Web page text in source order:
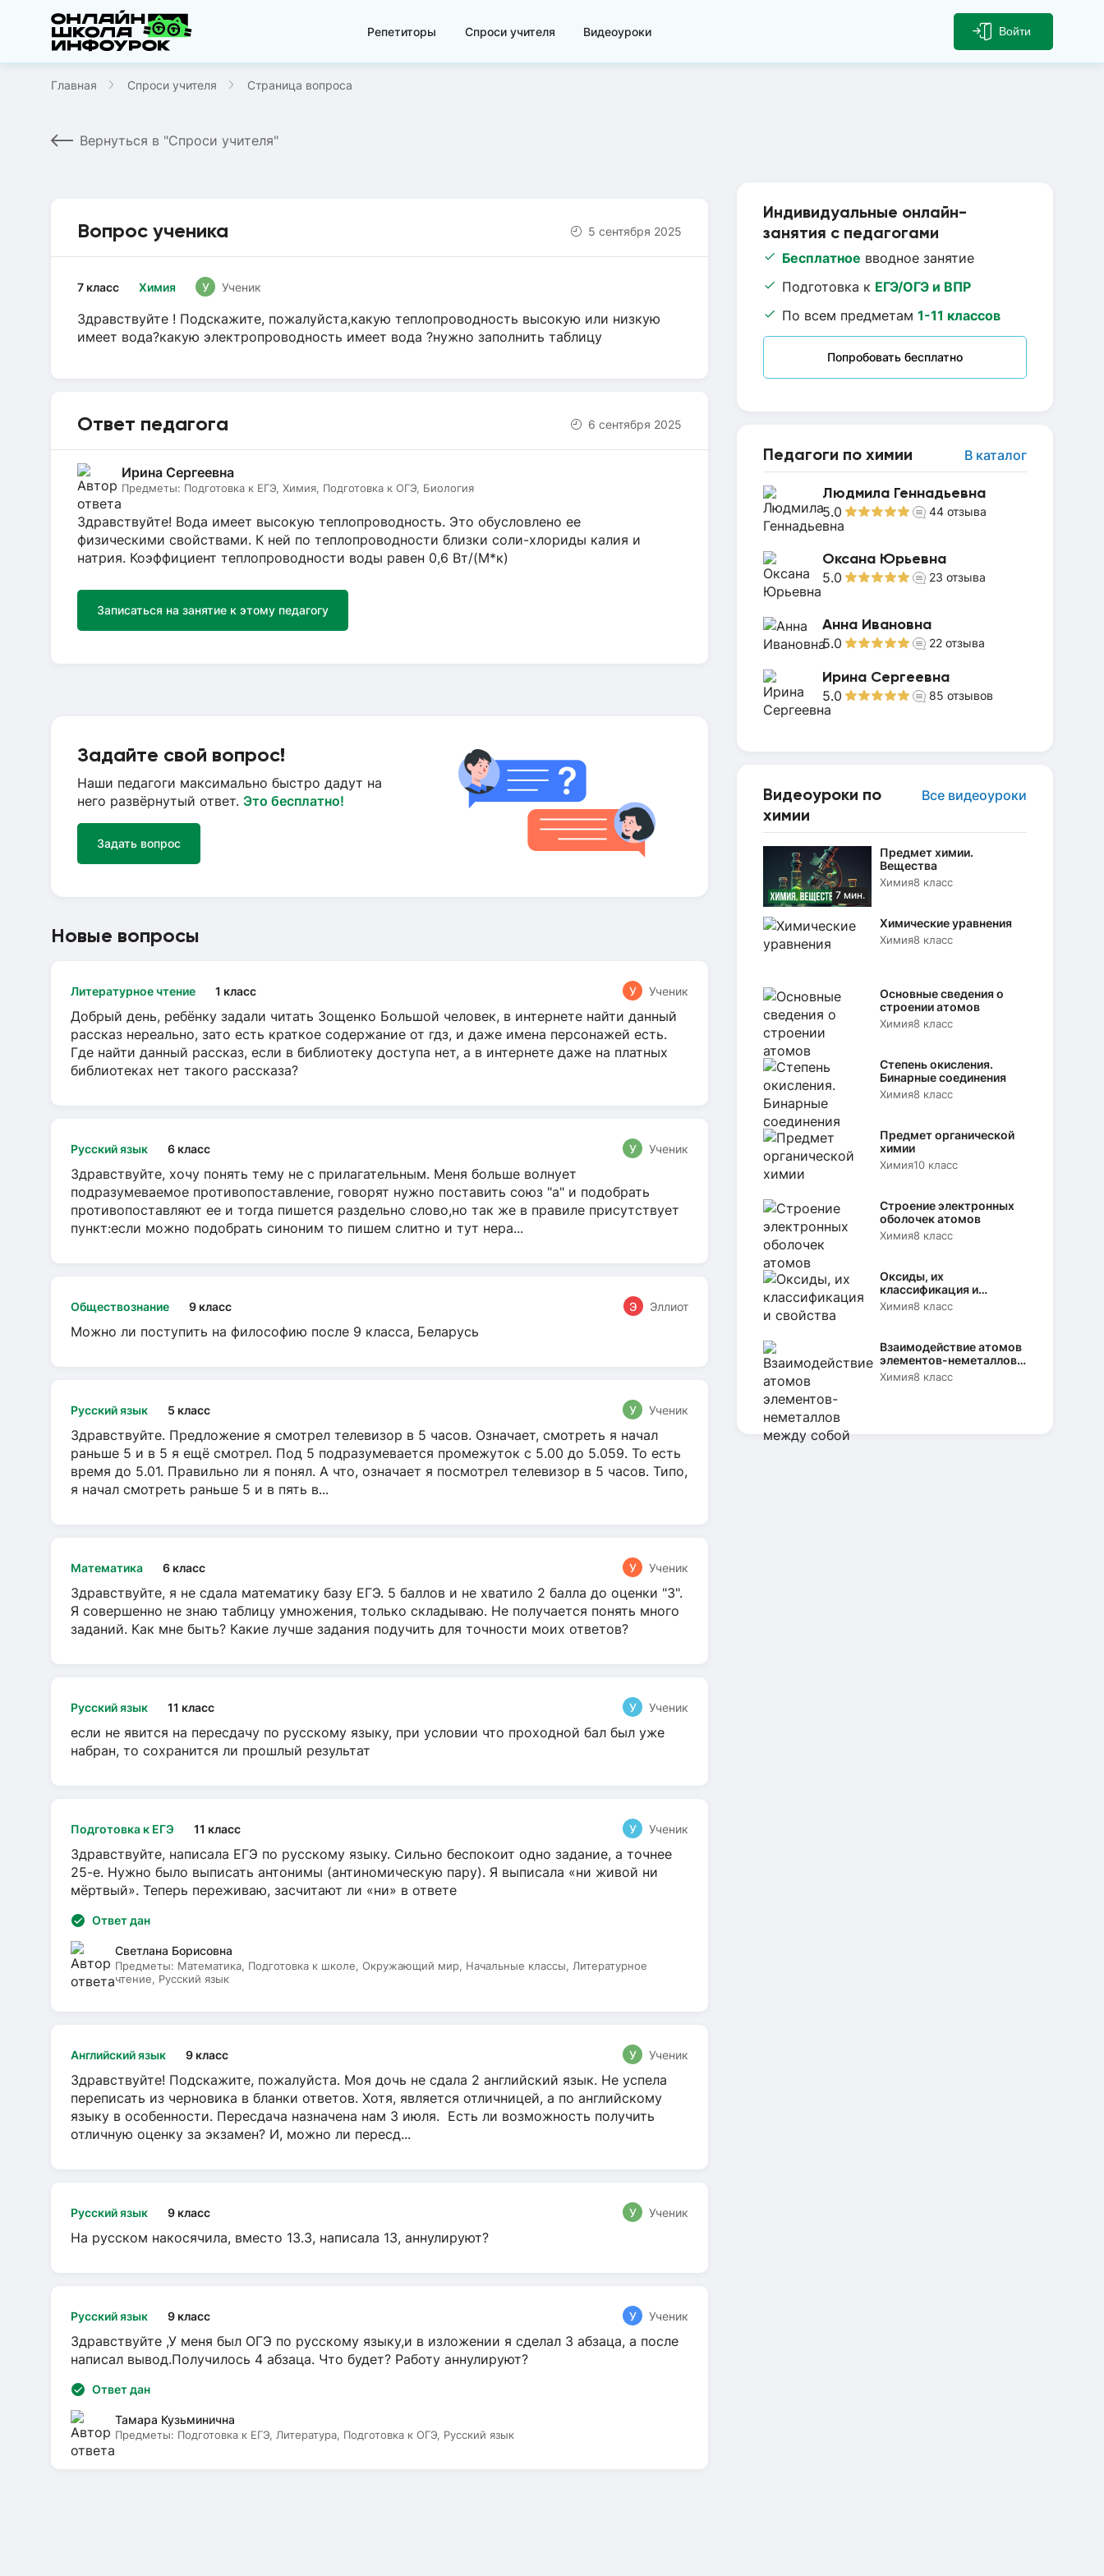
Репетиторы Спроси учителя Видеоуроки Войти
Главная Спроси учителя Страница вопроса
Вернуться в "Спроси учителя"
Индивидуальные онлайн-
занятия с педагогами
Бесплатное вводное занятие
Подготовка к ЕГЭ/ОГЭ и ВПР
По всем предметам 1-11 классов
Попробовать бесплатно
Педагоги по химии В каталог
Людмила Геннадьевна
5.0 44 отзыва
Оксана Юрьевна
5.0 23 отзыва
Анна Ивановна
5.0 22 отзыва
Ирина Сергеевна
5.0 85 отзывов
Видеоуроки по
химии
Все видеоуроки
7 мин.
Предмет химии.
Вещества
Химия8 класс
Химические уравнения
Химия8 класс
Основные сведения о
строении атомов
Химия8 класс
Степень окисления.
Бинарные соединения
Химия8 класс
Предмет органической
химии
Химия10 класс
Строение электронных
оболочек атомов
Химия8 класс
Оксиды, их
классификация и
свойства
Химия8 класс
Взаимодействие атомов
элементов-неметаллов
между собой
Химия8 класс
Вопрос ученика 5 сентября 2025
Химия
7 класс У Ученик
Здравствуйте ! Подскажите, пожалуйста,какую теплопроводность высокую или низкую
имеет вода?какую электропроводность имеет вода ?нужно заполнить таблицу
Ответ педагога 6 сентября 2025
Ирина Сергеевна
Предметы: Подготовка к ЕГЭ, Химия, Подготовка к ОГЭ, Биология
Здравствуйте! Вода имеет высокую теплопроводность. Это обусловлено ее
физическими свойствами. К ней по теплопроводности близки соли-хлориды калия и
натрия. Коэффициент теплопроводности воды равен 0,6 Вт/(М*к)
Записаться на занятие к этому педагогу
Задайте свой вопрос!
Наши педагоги максимально быстро дадут на
него развёрнутый ответ. Это бесплатно!
Задать вопрос
Новые вопросы
Литературное чтение 1 класс У Ученик
Добрый день, ребёнку задали читать Зощенко Большой человек, в интернете найти данный
рассказ нереально, зато есть краткое содержание от гдз, и даже имена персонажей есть.
Где найти данный рассказ, если в библиотеку доступа нет, а в интернете даже на платных
библиотеках нет такого рассказа?
Русский язык 6 класс У Ученик
Здравствуйте, хочу понять тему не с прилагательным. Меня больше волнует
подразумеваемое противопоставление, говорят нужно поставить союз "а" и подобрать
противопоставляют ее и тогда пишется раздельно слово,но так же в правиле присутствует
пункт:если можно подобрать синоним то пишем слитно и тут нера...
Обществознание 9 класс Э Эллиот
Можно ли поступить на философию после 9 класса, Беларусь
Русский язык 5 класс У Ученик
Здравствуйте. Предложение я смотрел телевизор в 5 часов. Означает, смотреть я начал
раньше 5 и в 5 я ещё смотрел. Под 5 подразумевается промежуток с 5.00 до 5.059. То есть
время до 5.01. Правильно ли я понял. А что, означает я посмотрел телевизор в 5 часов. Типо,
я начал смотреть раньше 5 и в пять в...
Математика 6 класс У Ученик
Здравствуйте, я не сдала математику базу ЕГЭ. 5 баллов и не хватило 2 балла до оценки "3".
Я совершенно не знаю таблицу умножения, только складываю. Не получается понять много
заданий. Как мне быть? Какие лучше задания подучить для точности моих ответов?
Русский язык 11 класс У Ученик
если не явится на пересдачу по русскому языку, при условии что проходной бал был уже
набран, то сохранится ли прошлый результат
Подготовка к ЕГЭ 11 класс У Ученик
Здравствуйте, написала ЕГЭ по русскому языку. Сильно беспокоит одно задание, а точнее
25-е. Нужно было выписать антонимы (антиномическую пару). Я выписала «ни живой ни
мёртвый». Теперь переживаю, засчитают ли «ни» в ответе
Ответ дан
Светлана Борисовна
Предметы: Математика, Подготовка к школе, Окружающий мир, Начальные классы, Литературное
чтение, Русский язык
Английский язык 9 класс У Ученик
Здравствуйте! Подскажите, пожалуйста. Моя дочь не сдала 2 английский язык. Не успела
переписать из черновика в бланки ответов. Хотя, является отличницей, а по английскому
языку в особенности. Пересдача назначена нам 3 июля. Есть ли возможность получить
отличную оценку за экзамен? И, можно ли пересд...
Русский язык 9 класс У Ученик
На русском накосячила, вместо 13.3, написала 13, аннулируют?
Русский язык 9 класс У Ученик
Здравствуйте ,У меня был ОГЭ по русскому языку,и в изложении я сделал 3 абзаца, а после
написал вывод.Получилось 4 абзаца. Что будет? Работу аннулируют?
Ответ дан
Тамара Кузьминична
Предметы: Подготовка к ЕГЭ, Литература, Подготовка к ОГЭ, Русский язык